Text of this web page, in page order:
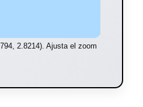
2.8214). Ajusta el zoom